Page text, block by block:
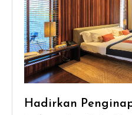
Hadirkan